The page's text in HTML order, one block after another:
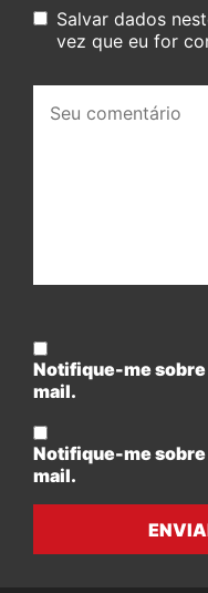
Salvar dados
vez que eu for
comentário:
Notifique-me
mail.
Notifique-me
mail.